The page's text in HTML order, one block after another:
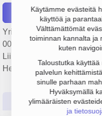
Käytämme evästeitä
käyttöä ja
Välttämättömät
toiminnan kannalta ja
kuten
Taloustutka
palvelun
sinulle parhaan
Hyväksymällä
ylimääräisten
ja
Raportit
Yrityksen First Whistle Oy
000 € ja henkilöstömäärä
Liikkeenjohdon
Helsinki. Yrityksen
Perustiedot